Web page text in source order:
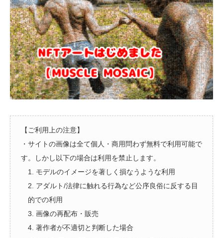
【ご利用上の注意】
・サイトの画像は全て個人・商用問わず無料で利用可能で
す。しかし以下の場合は利用を禁止します。
1. モデルのイメージを著しく損なうような利用
2. アダルト/法律に触れる行為など公序良俗に反する目
的での利用
3. 画像の再配布・販売
4. 著作者が不適切と判断した場合